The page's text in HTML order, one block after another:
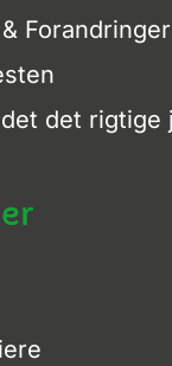
Forandringer
det rigtige